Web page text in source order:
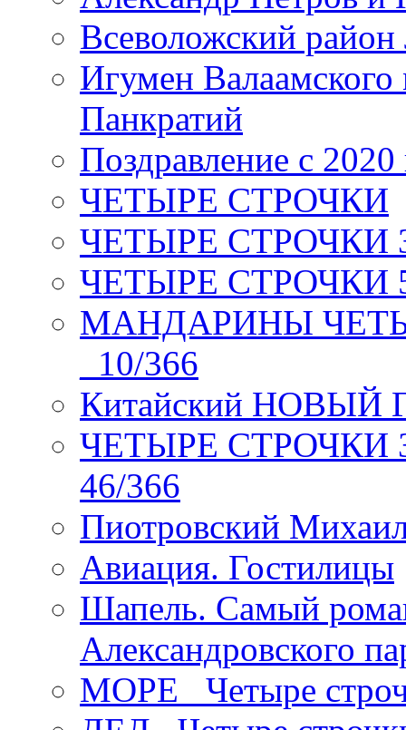
Всеволожский район
Игумен
Панкратий
Поздравление с 2020
ЧЕТЫРЕ СТРОЧКИ
ЧЕТЫРЕ СТРОЧКИ 3
ЧЕТЫРЕ СТРОЧКИ 5
МАНДАРИНЫ
_10/366
Китайский НОВЫЙ
ЧЕТЫРЕ СТРОЧКИ
46/366
Пиотровский
Авиация. Гостилицы
Шапель. Самый
Александровского
МОРЕ _Четыре